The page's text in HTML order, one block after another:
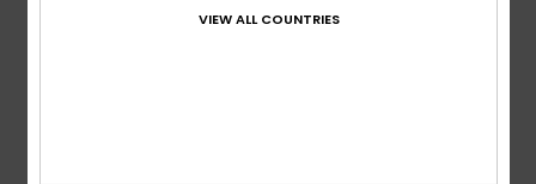
Rundhalsausschnitt
VIEW ALL COUNTRIES